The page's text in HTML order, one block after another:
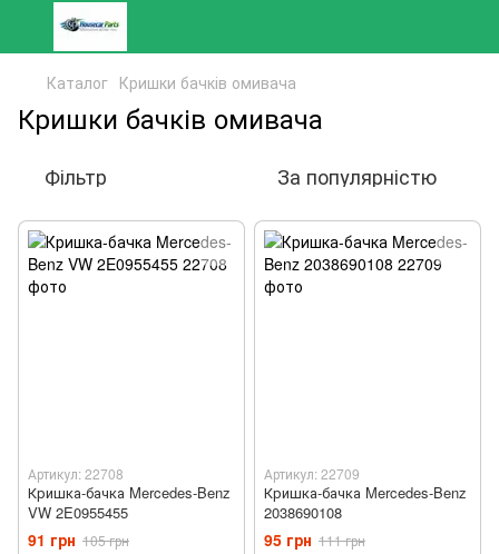
Каталог Кришки бачків омивача
Кришки бачків омивача
Фільтр За популярністю
Артикул: 22708
Кришка-бачка Mercedes-Benz
VW 2E0955455
91 грн 105 грн
Артикул: 22709
Кришка-бачка Mercedes-Benz
2038690108
95 грн 111 грн